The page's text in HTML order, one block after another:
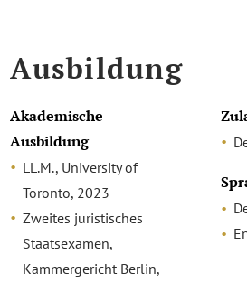
Ausbildung
Akademische
Ausbildung
LL.M., University of
Toronto, 2023
Zweites juristisches
Staatsexamen,
Kammergericht Berlin,